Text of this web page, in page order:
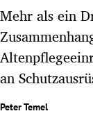
Untermenü
Untermenü
Untermenü
Untermenü
Mehr als ein
an
Peter Temel